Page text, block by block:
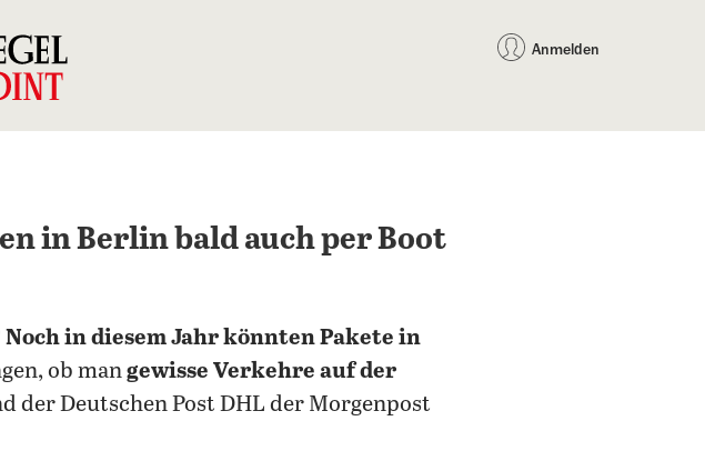
Anmelden
in Berlin bald auch per Boot
Noch in diesem Jahr könnten Pakete in
ob mangewisse Verkehre auf der
der Deutschen Post DHL der Morgenpost